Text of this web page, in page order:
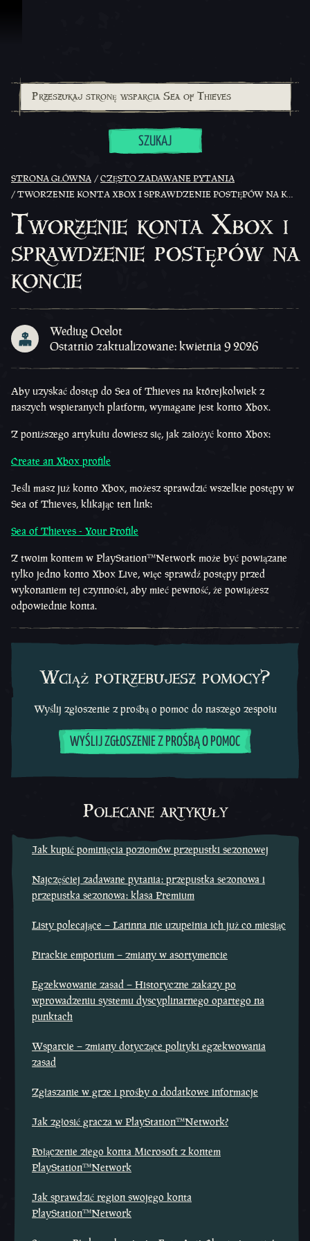
SZUKAJ
STRONA GŁÓWNA
CZĘSTO ZADAWANE PYTANIA
TWORZENIE KONTA XBOX I SPRAWDZENIE POSTĘPÓW NA KONCIE
Tworzenie konta Xbox i
sprawdzenie postępów na
koncie
Według Ocelot
Ostatnio zaktualizowane: kwietnia 9 2026
Aby uzyskać dostęp do Sea of Thieves na którejkolwiek z
naszych wspieranych platform, wymagane jest konto Xbox.
Z poniższego artykułu dowiesz się, jak założyć konto Xbox:
Create an Xbox profile
Jeśli masz już konto Xbox, możesz sprawdzić wszelkie postępy w
Sea of Thieves, klikając ten link:
Sea of Thieves - Your Profile
Z twoim kontem w PlayStation™Network może być powiązane
tylko jedno konto Xbox Live, więc sprawdź postępy przed
wykonaniem tej czynności, aby mieć pewność, że powiążesz
odpowiednie konta.
Wciąż potrzebujesz pomocy?
Wyślij zgłoszenie z prośbą o pomoc do naszego zespołu
WYŚLIJ ZGŁOSZENIE Z PROŚBĄ O POMOC
Polecane artykuły
Jak kupić pominięcia poziomów przepustki sezonowej
Najczęściej zadawane pytania: przepustka sezonowa i
przepustka sezonowa: klasa Premium
Listy polecające – Larinna nie uzupełnia ich już co miesiąc
Pirackie emporium – zmiany w asortymencie
Egzekwowanie zasad – Historyczne zakazy po
wprowadzeniu systemu dyscyplinarnego opartego na
punktach
Wsparcie – zmiany dotyczące polityki egzekwowania
zasad
Zgłaszanie w grze i prośby o dodatkowe informacje
Jak zgłosić gracza w PlayStation™Network?
Połączenie złego konta Microsoft z kontem
PlayStation™Network
Jak sprawdzić region swojego konta
PlayStation™Network